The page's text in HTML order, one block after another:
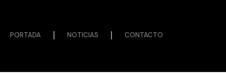
PORTADA NOTICIAS CONTACTO